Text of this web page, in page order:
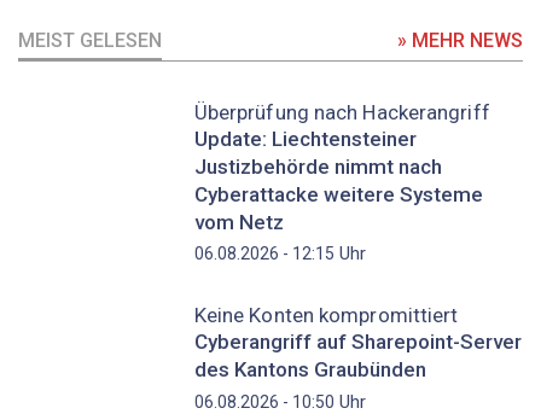
MEIST GELESEN » MEHR NEWS
Überprüfung nach Hackerangriff
Update: Liechtensteiner
Justizbehörde nimmt nach
Cyberattacke weitere Systeme
vom Netz
06.08.2026 - 12:15 Uhr
Keine Konten kompromittiert
Cyberangriff auf Sharepoint-Server
des Kantons Graubünden
06.08.2026 - 10:50 Uhr